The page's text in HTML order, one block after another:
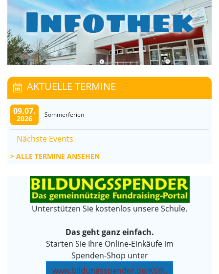
AKTUELLE TERMINE
09.07.
2026 Sommerferien
Nächste Events
ALLE TERMINE ANSEHEN
Unterstützen Sie kostenlos unsere Schule.
Das geht ganz einfach.
Starten Sie Ihre Online-Einkäufe im
Spenden-Shop unter
www.bildungsspender.de/KSBL